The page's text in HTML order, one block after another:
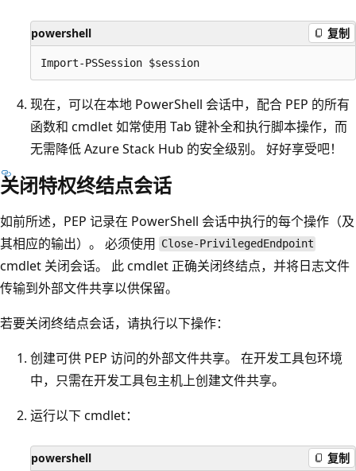
powershell 复制
现在，可以在本地 PowerShell 会话中，配合 PEP 的所有
函数和 cmdlet 如常使用 Tab 键补全和执行脚本操作，而
无需降低 Azure Stack Hub 的安全级别。 好好享受吧！
关闭特权终结点会话
如前所述，PEP 记录在 PowerShell 会话中执行的每个操作（及
其相应的输出）。 必须使用 Close-PrivilegedEndpoint
cmdlet 关闭会话。 此 cmdlet 正确关闭终结点，并将日志文件
传输到外部文件共享以供保留。
若要关闭终结点会话，请执行以下操作：
创建可供 PEP 访问的外部文件共享。 在开发工具包环境
中，只需在开发工具包主机上创建文件共享。
运行以下 cmdlet：
powershell 复制